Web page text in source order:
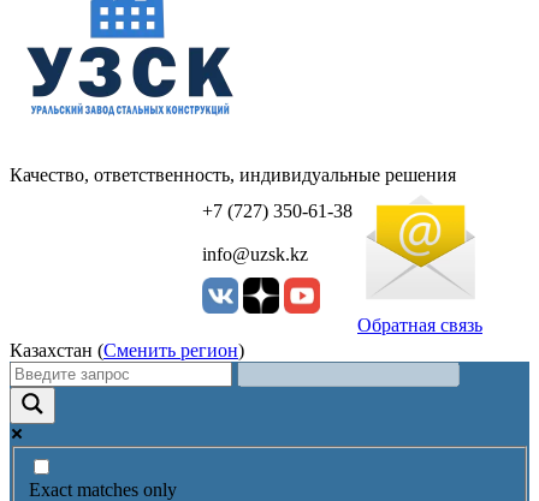
УЗСК Казахстан
Качество, ответственность, индивидуальные решения
+7 (727) 350-61-38
info@uzsk.kz
Обратная связь
Казахстан (Сменить регион)
Exact matches only